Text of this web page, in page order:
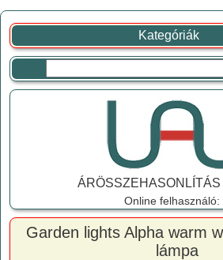
Kategóriák
ÁRÖSSZEHASONLÍTÁS
Online felhasználó:
Garden lights Alpha warm
lámpa